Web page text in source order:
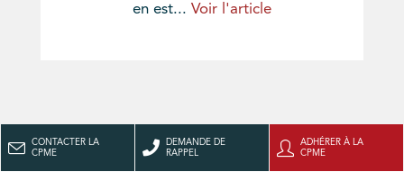
en est... Voir l'article
CONTACTER LA
CPME
DEMANDE DE
RAPPEL
ADHÉRER À LA
CPME